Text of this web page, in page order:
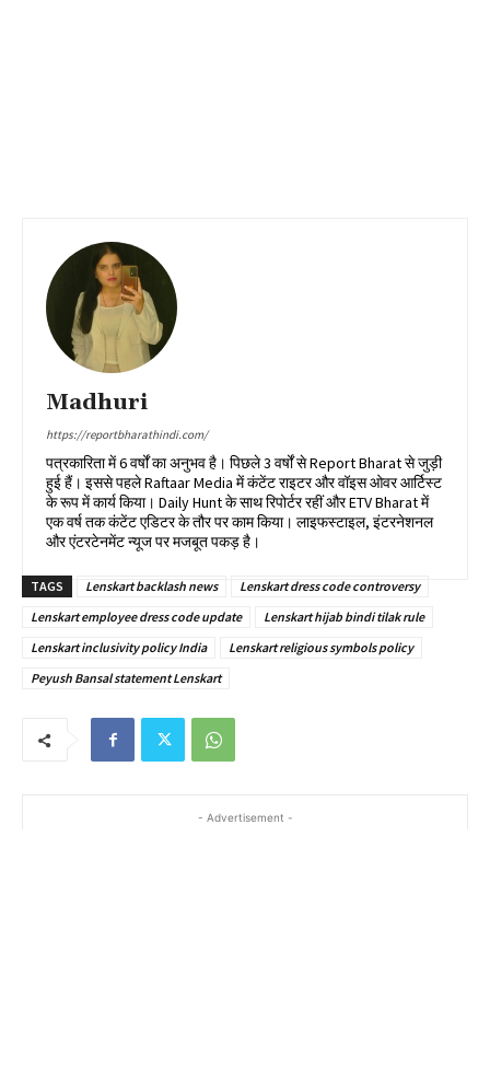
Madhuri
https://reportbharathindi.com/
पत्रकारिता में 6 वर्षों का अनुभव है। पिछले 3 वर्षों से Report Bharat से जुड़ी
हुई हैं। इससे पहले Raftaar Media में कंटेंट राइटर और वॉइस ओवर आर्टिस्ट
के रूप में कार्य किया। Daily Hunt के साथ रिपोर्टर रहीं और ETV Bharat में
एक वर्ष तक कंटेंट एडिटर के तौर पर काम किया। लाइफस्टाइल, इंटरनेशनल
और एंटरटेनमेंट न्यूज पर मजबूत पकड़ है।
TAGS Lenskart backlash news
Lenskart dress code controversy
Lenskart employee dress code update
Lenskart hijab bindi tilak rule
Lenskart inclusivity policy India
Lenskart religious symbols policy
Peyush Bansal statement Lenskart
- Advertisement -